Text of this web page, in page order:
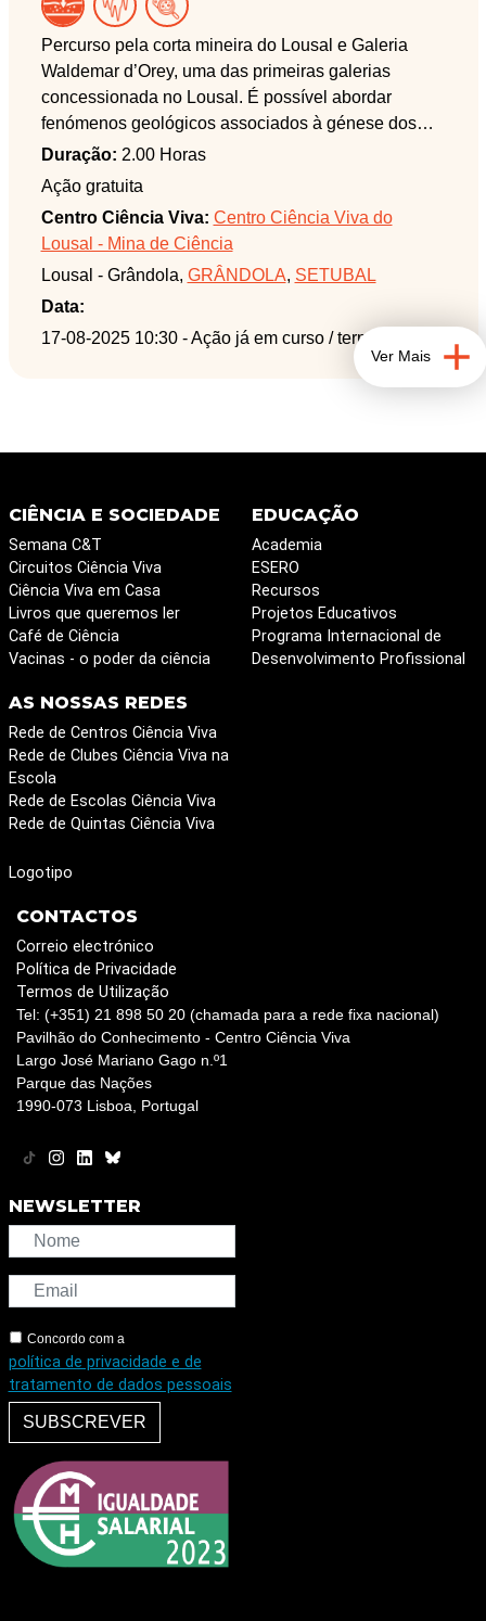
Percurso pela corta mineira do Lousal e Galeria
Waldemar d’Orey, uma das primeiras galerias
concessionada no Lousal. É possível abordar
fenómenos geológicos associados à génese dos
sulfuretos maciços polimetálicos da Faixa Piritosa
Ibérica, mas também sobre a história da mineração
do Lousal, através da identificação dos paióis e
entivação.
Duração: 2.00 Horas
Ação gratuita
Centro Ciência Viva: Centro Ciência Viva do
Lousal - Mina de Ciência
Lousal - Grândola, GRÂNDOLA, SETUBAL
Data:
17-08-2025 10:30 - Ação já em curso / terminada
Ver Mais
CIÊNCIA E SOCIEDADE
Semana C&T
Circuitos Ciência Viva
Ciência Viva em Casa
Livros que queremos ler
Café de Ciência
Vacinas - o poder da ciência
EDUCAÇÃO
Academia
ESERO
Recursos
Projetos Educativos
Programa Internacional de
Desenvolvimento Profissional
AS NOSSAS REDES
Rede de Centros Ciência Viva
Rede de Clubes Ciência Viva na
Escola
Rede de Escolas Ciência Viva
Rede de Quintas Ciência Viva
Logotipo
CONTACTOS
Correio electrónico
Política de Privacidade
Termos de Utilização
Tel: (+351) 21 898 50 20 (chamada para a rede fixa nacional)
Pavilhão do Conhecimento - Centro Ciência Viva
Largo José Mariano Gago n.º1
Parque das Nações
1990-073 Lisboa, Portugal
NEWSLETTER
Concordo com a
política de privacidade e de
tratamento de dados pessoais
SUBSCREVER